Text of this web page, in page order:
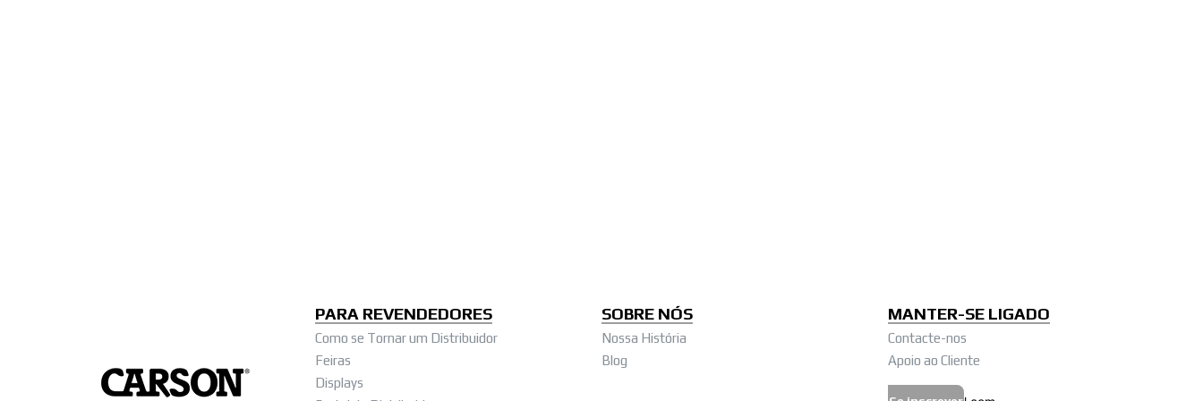
PARA REVENDEDORES
Como se Tornar um Distribuidor
Feiras
Displays
SOBRE NÓS
Nossa História
Blog
MANTER-SE LIGADO
Contacte-nos
Apoio ao Cliente